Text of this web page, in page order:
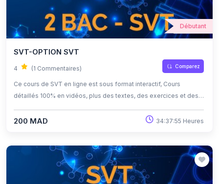
Débutant
SVT-OPTION SVT
4 (1 Commentaires) Comparez
Ce cours de SVT en ligne est sous format interactif, Cours
détaillés 100% en vidéos, plus des textes, des exercices et des
d'apprendre à son propre rythme grâce à l'auto-apprentissage et
200 MAD 34:37:55 Heures